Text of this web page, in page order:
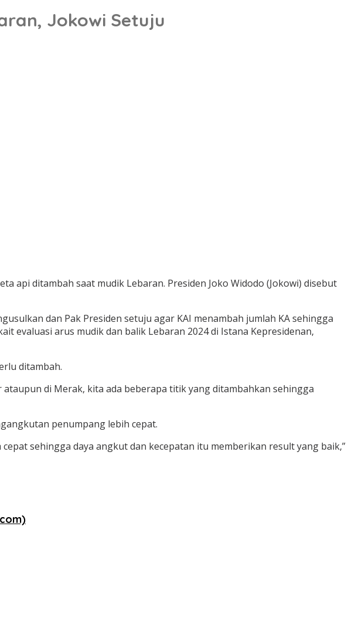
Jokowi Setuju
api ditambah saat mudik Lebaran. Presiden Joko Widodo (Jokowi) disebut
dan Pak Presiden setuju agar KAI menambah jumlah KA sehingga
evaluasi arus mudik dan balik Lebaran 2024 di Istana Kepresidenan,
ditambah.
di Merak, kita ada beberapa titik yang ditambahkan sehingga
penumpang lebih cepat.
sehingga daya angkut dan kecepatan itu memberikan result yang baik,”